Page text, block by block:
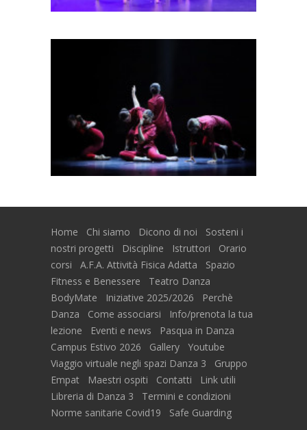
Home Chi siamo Dicono di noi
Sosteni i
nostri progetti
Discipline Istruttori
Orario
corsi
A.F.A. Attività Fisica Adatta
Spazio
Fitness e Benessere
Teatro Danza
BodyMate
Iniziative 2025/2026
Perchè
Danza
Come associarsi
Info/prenota la tua
lezione
Eventi e news
Pasqua in Danza
Campus Estivo 2026
Gallery
Youtube
Viaggio virtuale negli spazi Danza 3
Gruppo
Empat
Maestri ospiti Contatti
Link utili
Libreria di Danza 3
Termini e condizioni
Norme sanitarie Covid19
Safe Guarding